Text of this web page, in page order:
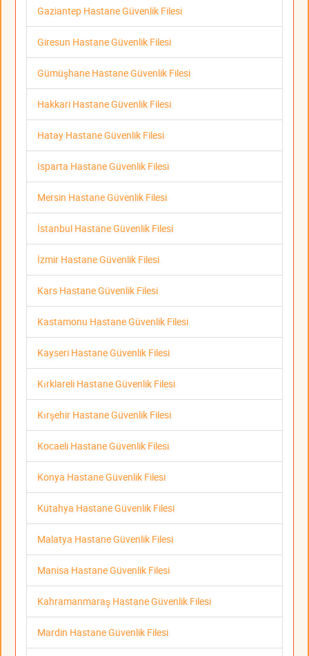
Gaziantep Hastane Güvenlik Filesi
Giresun Hastane Güvenlik Filesi
Gümüşhane Hastane Güvenlik Filesi
Hakkari Hastane Güvenlik Filesi
Hatay Hastane Güvenlik Filesi
Isparta Hastane Güvenlik Filesi
Mersin Hastane Güvenlik Filesi
İstanbul Hastane Güvenlik Filesi
İzmir Hastane Güvenlik Filesi
Kars Hastane Güvenlik Filesi
Kastamonu Hastane Güvenlik Filesi
Kayseri Hastane Güvenlik Filesi
Kırklareli Hastane Güvenlik Filesi
Kırşehir Hastane Güvenlik Filesi
Kocaeli Hastane Güvenlik Filesi
Konya Hastane Güvenlik Filesi
Kütahya Hastane Güvenlik Filesi
Malatya Hastane Güvenlik Filesi
Manisa Hastane Güvenlik Filesi
Kahramanmaraş Hastane Güvenlik Filesi
Mardin Hastane Güvenlik Filesi